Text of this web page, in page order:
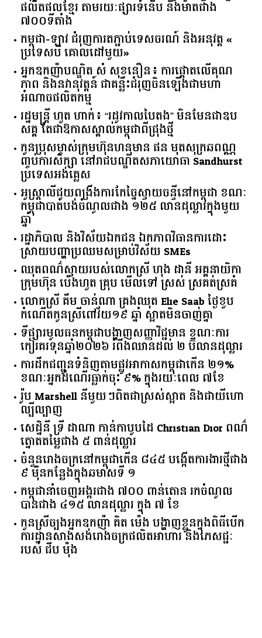
យុទ្ធនាការ “MadeInCambodia” ពង្រីកទីផ្សារសម្រាប់
ផលិតផលខ្មែរ តាមរយៈផ្សារទំនើប និងម៉ាតជាង
៧០០ទីតាំង
កម្ពុជា​-​ឡាវ ​ជំរុញ​ការ​តភ្ជាប់​ទេសចរណ៍​ ​និង​អនុវត្ត​ ​«​
ប្រទេស​បី ​គោលដៅ​មួយ​»
អ្នកឧកញ៉ាបណ្ឌិត សំ សុខនឿន៖ ការផ្តោតលើគុណ
ភាព និងនវានុវត្តន៍ ជាគន្លឹះជំរុញចិនឡើងជាមហា
អំណាចផលិតកម្ម
រដ្ឋមន្ត្រី ហួត ហាក់៖ “រដូវកាលបៃតង” មិនមែនជាឧប
សគ្គ តែជាឱកាសស្គាល់កម្ពុជាពីជ្រុងថ្មី
កូនប្រុសម្ចាស់ក្រុមហ៊ុនហនុមាន ផន មុតសុក្រឆពណ្ណ
ញ្ចប់ការសិក្សា នៅរាជបណ្ឌិតសភាយោធា Sandhurst
ប្រទេសអង់គ្លេស
អូស្ត្រាលី​ជួយ​ពង្រឹង​ការ​កែច្នៃ​ស្វាយចន្ទី​នៅ​កម្ពុជា​ ​ខណៈ​
កម្ពុជា​បាត់បង់​ចំណូល​ជាង​ ​១២៥​ ​លាន​ដុល្លារ​ក្នុង​មួយ​
ឆ្នាំ​
រដ្ឋាភិបាល​ ​និង​វិស័យ​ឯកជន ​ឯកភាព​វិធានការ​ដោះ
ស្រាយ​បញ្ហា​ប្រឈម​​សម្រាប់​វិស័យ​ ​SMEs​
ឈុតពណ៌ស្វាយរបស់លោកស្រី ហុង ដានី អគ្គ​នាយិកា​
ក្រុមហ៊ុន ប៉េងហួត គ្រុប មើលទៅ ស្រស់ ស្រគត់ស្រគំ
លោកស្រី គឹម ចាន់ណា គ្រងឈុត Elie Saab ថ្ងៃខួប
កំណើតកូនស្រីពៅវ័យ១៩ ឆ្នាំ ស្អាតមិនចាញ់គ្នា
ទីផ្សារ​មូលធន​កម្ពុជា​បង្ហាញ​សញ្ញា​វិជ្ជមាន​ ​ខណៈ​ការ​
កៀរគរ​ទុន​ឆ្នាំ​២០២៦​ ​រំពឹង​ឈានដល់​ ​២​ ​ប៊ីលាន​ដុល្លារ​
ការដឹកជញ្ជូនទំនិញតាមផ្លូវអាកាសកម្ពុជាកើន ២១%
ខណៈអ្នកដំណើរធ្លាក់ចុះ ៩% ក្នុងរយៈពេល ៧ខែ
រ៉ូប Marshell នីមួយៗពិតជាស្រស់ស្អាត និងជាយីហោ
ល្បីល្បាញ
សេដ្ឋិនី ទ្រី ដាណា កាន់កាបូបដៃ Christian Dior ពណ៌
ត្នោតតម្លៃជាង ៥ ពាន់ដុល្លារ
ចំនួន​រោងចក្រ​នៅ​កម្ពុជា​កើន​ ​៨៤៥​ ​បង្កើត​ការងារ​ថ្មី​ជាង​
​៩​ ​ម៉ឺន​កន្លែង​ក្នុង​ឆមាស​ទី ​១​
កម្ពុជានាំចេញអង្ករជាង ៧០០ ពាន់តោន រកចំណូល
បានជាង ៤១៥ លានដុល្លារ ក្នុង ៧ ខែ
កូនស្រីច្បងអ្នកឧកញ៉ា គិត ម៉េង បង្ហាញខ្លួនក្នុងពិធីបើក
ការដ្ឋានសាងសង់រោងចក្រផលិតអាហារ និងភេសជ្ជៈ